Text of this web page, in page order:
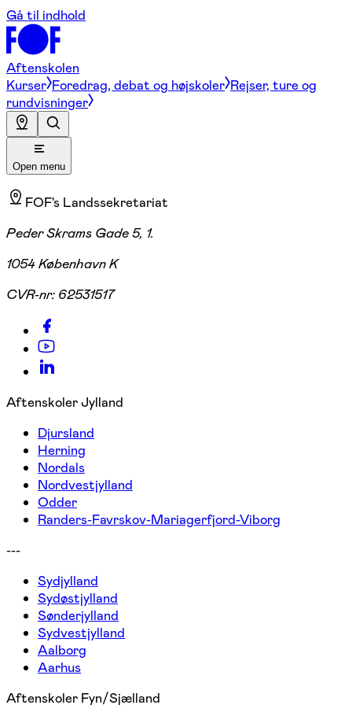
Gå til indhold
Aftenskolen
Kurser Foredrag, debat og højskoler Rejser, ture og
rundvisninger
Open menu
FOF's Landssekretariat
Peder Skrams Gade 5, 1.
1054 København K
CVR-nr: 62531517
Aftenskoler Jylland
Djursland
Herning
Nordals
Nordvestjylland
Odder
Randers-Favrskov-Mariagerfjord-Viborg
---
Sydjylland
Sydøstjylland
Sønderjylland
Sydvestjylland
Aalborg
Aarhus
Aftenskoler Fyn/Sjælland